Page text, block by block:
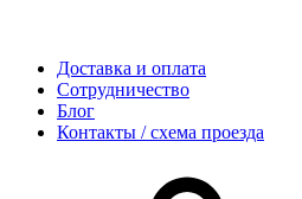
Доставка и оплата
Сотрудничество
Блог
Контакты / схема проезда